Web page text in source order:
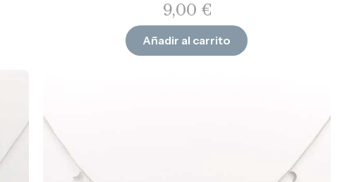
9,00 €
Añadir al carrito